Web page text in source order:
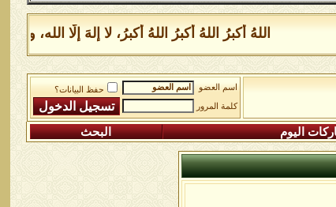
اللهُ أكبرُ اللهُ أكبرُ اللهُ أكبرُ، لا إلهَ إلَّا الله،
اسم العضو
حفظ البيانات؟
كلمة المرور
اليوم البحث